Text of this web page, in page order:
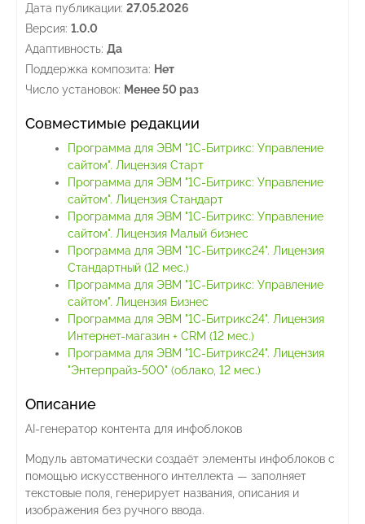
Дата публикации: 27.05.2026
Версия: 1.0.0
Адаптивность: Да
Поддержка композита: Нет
Число установок: Менее 50 раз
Совместимые редакции
Программа для ЭВМ "1С-Битрикс: Управление
сайтом". Лицензия Старт
Программа для ЭВМ "1С-Битрикс: Управление
сайтом". Лицензия Стандарт
Программа для ЭВМ "1С-Битрикс: Управление
сайтом". Лицензия Малый бизнес
Программа для ЭВМ "1С-Битрикс24". Лицензия
Стандартный (12 мес.)
Программа для ЭВМ "1С-Битрикс: Управление
сайтом". Лицензия Бизнес
Программа для ЭВМ "1С-Битрикс24". Лицензия
Интернет-магазин + CRM (12 мес.)
Программа для ЭВМ "1С-Битрикс24". Лицензия
"Энтерпрайз-500" (облако, 12 мес.)
Описание
AI-генератор контента для инфоблоков
Модуль автоматически создаёт элементы инфоблоков с
помощью искусственного интеллекта — заполняет
текстовые поля, генерирует названия, описания и
изображения без ручного ввода.